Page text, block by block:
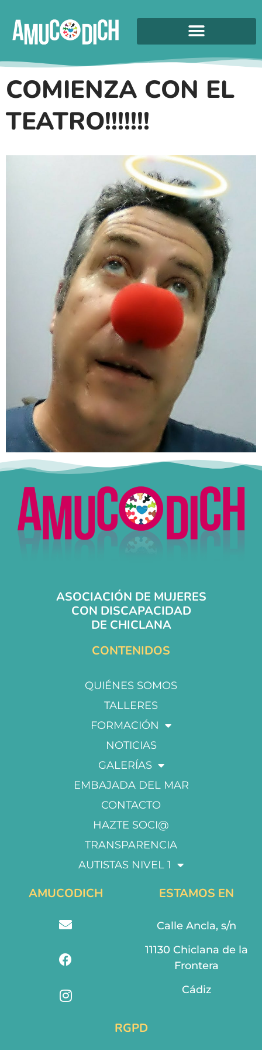
COMIENZA CON EL
TEATRO!!!!!!!
ASOCIACIÓN DE MUJERES
CON DISCAPACIDAD
DE CHICLANA
CONTENIDOS
QUIÉNES SOMOS
TALLERES
FORMACIÓN
NOTICIAS
GALERÍAS
EMBAJADA DEL MAR
CONTACTO
HAZTE SOCI@
TRANSPARENCIA
AUTISTAS NIVEL 1
AMUCODICH ESTAMOS EN
Calle Ancla, s/n
11130 Chiclana de la
Frontera
Cádiz
RGPD